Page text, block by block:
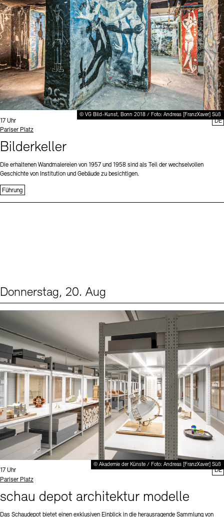
© VG Bild-Kunst, Bonn 2018 / Foto: Andreas [FranzXaver] Süß
Uhrzeit:
17 Uhr
Standort
Pariser Platz
Bilderkeller
Die erhaltenen Wandmalereien von 1957 und 1958 sind als Teil der wechselvollen
Geschichte von Institution und Gebäude zu besichtigen.
Führung
DE
Donnerstag, 20. Aug
© Akademie der Künste / Foto: Andreas [FranzXaver] Süß
Uhrzeit:
17 Uhr
Standort
Pariser Platz
schau depot architektur modelle
Das Schaudepot bietet einen exklusiven Einblick in die herausragende Sammlung von
DE